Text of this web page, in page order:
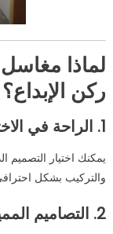
لماذا
ركن الإبداع؟
1. الراحة في
يمكنك اختيار التصميم
والتركيب بشكل
2. التصاميم